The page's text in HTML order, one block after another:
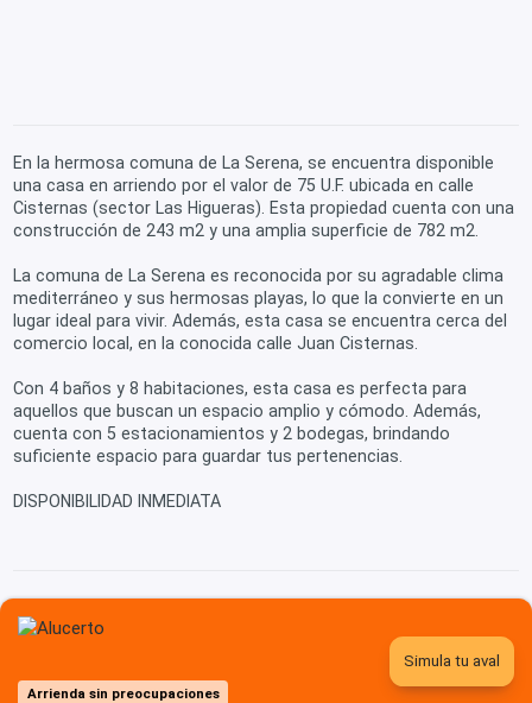
En la hermosa comuna de La Serena, se encuentra disponible
una casa en arriendo por el valor de 75 U.F. ubicada en calle
Cisternas (sector Las Higueras). Esta propiedad cuenta con una
construcción de 243 m2 y una amplia superficie de 782 m2.
La comuna de La Serena es reconocida por su agradable clima
mediterráneo y sus hermosas playas, lo que la convierte en un
lugar ideal para vivir. Además, esta casa se encuentra cerca del
comercio local, en la conocida calle Juan Cisternas.
Con 4 baños y 8 habitaciones, esta casa es perfecta para
aquellos que buscan un espacio amplio y cómodo. Además,
cuenta con 5 estacionamientos y 2 bodegas, brindando
suficiente espacio para guardar tus pertenencias.
DISPONIBILIDAD INMEDIATA
Arrienda sin preocupaciones
Simula tu aval